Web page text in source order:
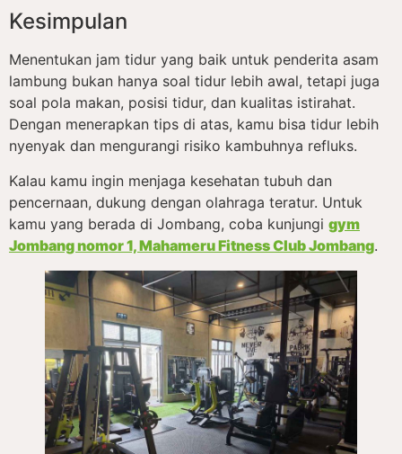
Kesimpulan
Menentukan jam tidur yang baik untuk penderita asam
lambung bukan hanya soal tidur lebih awal, tetapi juga
soal pola makan, posisi tidur, dan kualitas istirahat.
Dengan menerapkan tips di atas, kamu bisa tidur lebih
nyenyak dan mengurangi risiko kambuhnya refluks.
Kalau kamu ingin menjaga kesehatan tubuh dan
pencernaan, dukung dengan olahraga teratur. Untuk
kamu yang berada di Jombang, coba kunjungi gym
Jombang nomor 1, Mahameru Fitness Club Jombang.